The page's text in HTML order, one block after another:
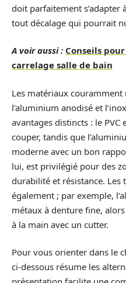
doit parfaitement s’adapter
tout décalage qui pourrait
A voir aussi : Conseils
carrelage salle de bain
Les matériaux couramment
l’aluminium anodisé et
avantages distincts : le
couper, tandis que
moderne avec un bon
lui, est privilégié pour des
durabilité et résistance. Les
également ; par exemple,
métaux à denture fine,
à la main avec un cutter.
Pour vous orienter dans le
ci-dessous résume les